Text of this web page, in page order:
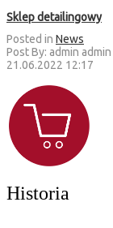
Sklep detailingowy
Posted in News
Post By: admin admin
21.06.2022 12:17
Historia